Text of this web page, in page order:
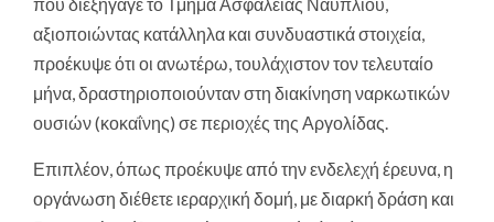
αξιοποιώντας κατάλληλα και συνδυαστικά στοιχεία,
προέκυψε ότι οι ανωτέρω, τουλάχιστον τον τελευταίο
μήνα, δραστηριοποιούνταν στη διακίνηση ναρκωτικών
ουσιών (κοκαΐνης) σε περιοχές της Αργολίδας.
Επιπλέον, όπως προέκυψε από την ενδελεχή έρευνα, η
οργάνωση διέθετε ιεραρχική δομή, με διαρκή δράση και